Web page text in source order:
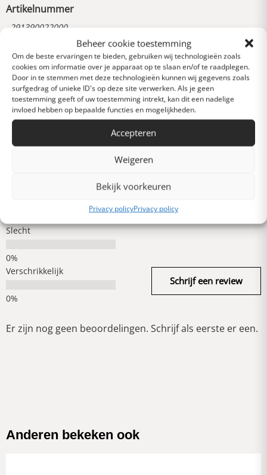
Beheer cookie toestemming
Om de beste ervaringen te bieden, gebruiken wij technologieën zoals
cookies om informatie over je apparaat op te slaan en/of te raadplegen.
Door in te stemmen met deze technologieën kunnen wij gegevens zoals
surfgedrag of unieke ID's op deze site verwerken. Als je geen
toestemming geeft of uw toestemming intrekt, kan dit een nadelige
invloed hebben op bepaalde functies en mogelijkheden.
Accepteren
Weigeren
Bekijk voorkeuren
Privacy policyPrivacy policy
Artikelnummer
291390022000
Reviews
0 van 5 sterren (op
basis van 0 reviews)
Uitstekend
Heel goed
Slecht
Verschrikkelijk
Schrijf een review
Er zijn nog geen beoordelingen. Schrijf als eerste er een.
Anderen bekeken ook